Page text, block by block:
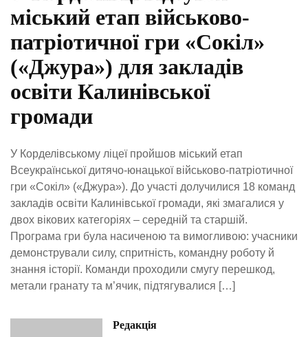
міський етап військово-
патріотичної гри «Сокіл»
(«Джура») для закладів
освіти Калинівської
громади
У Корделівському ліцеї пройшов міський етап
Всеукраїнської дитячо-юнацької військово-патріотичної
гри «Сокіл» («Джура»). До участі долучилися 18 команд
закладів освіти Калинівської громади, які змагалися у
двох вікових категоріях – середній та старшій.
Програма гри була насиченою та вимогливою: учасники
демонстрували силу, спритність, командну роботу й
знання історії. Команди проходили смугу перешкод,
метали гранату та м’ячик, підтягувалися […]
Редакція